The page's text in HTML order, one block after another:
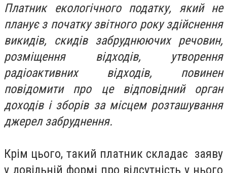
Платник екологічного податку, який не
планує з початку звітного року здійснення
викидів, скидів забруднюючих речовин,
розміщення відходів, утворення
радіоактивних відходів, повинен
повідомити про це відповідний орган
доходів і зборів за місцем розташування
джерел забруднення.
Крім цього, такий платник складає заяву
у довільній формі про відсутність у нього